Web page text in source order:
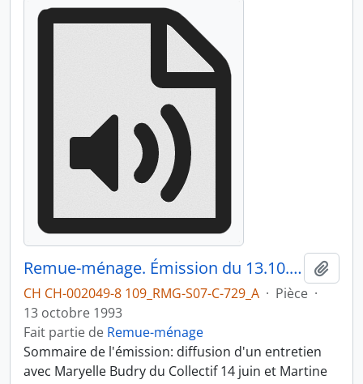
Remue-ménage. Émission du 13.10.1993 1/3
CH CH-002049-8 109_RMG-S07-C-729_A · Pièce ·
13 octobre 1993
Fait partie de Remue-ménage
Sommaire de l'émission: diffusion d'un entretien
avec Maryelle Budry du Collectif 14 juin et Martine